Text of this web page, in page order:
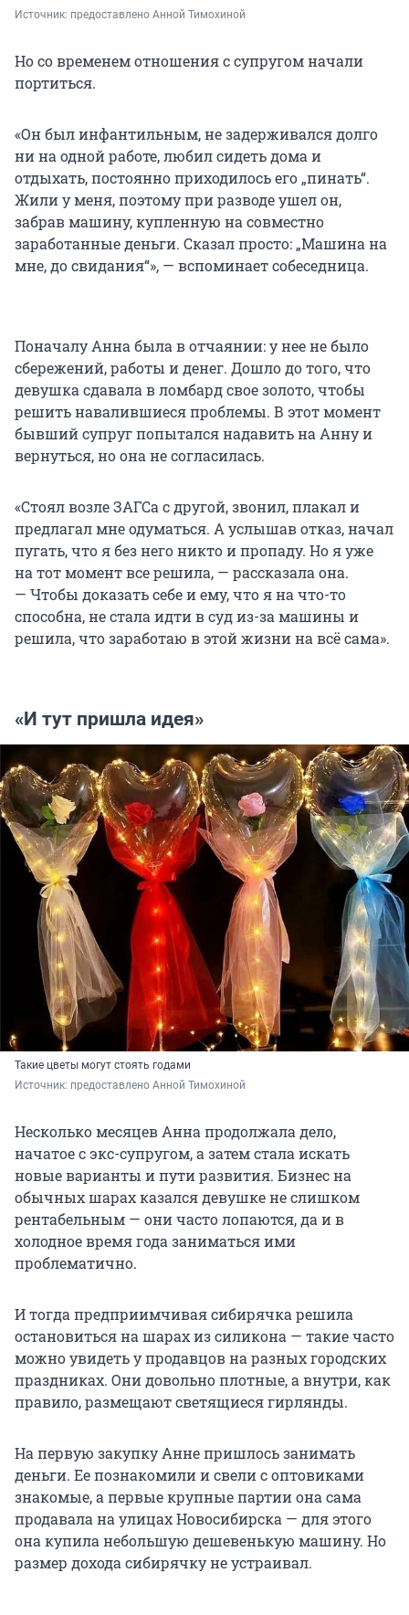
Источник: предоставлено Анной Тимохиной
Но со временем отношения с супругом начали
портиться.
«Он был инфантильным, не задерживался долго
ни на одной работе, любил сидеть дома и
отдыхать, постоянно приходилось его „пинать“.
Жили у меня, поэтому при разводе ушел он,
забрав машину, купленную на совместно
заработанные деньги. Сказал просто: „Машина на
мне, до свидания“», — вспоминает собеседница.
Поначалу Анна была в отчаянии: у нее не было
сбережений, работы и денег. Дошло до того, что
девушка сдавала в ломбард свое золото, чтобы
решить навалившиеся проблемы. В этот момент
бывший супруг попытался надавить на Анну и
вернуться, но она не согласилась.
«Стоял возле ЗАГСа с другой, звонил, плакал и
предлагал мне одуматься. А услышав отказ, начал
пугать, что я без него никто и пропаду. Но я уже
на тот момент все решила, — рассказала она.
— Чтобы доказать себе и ему, что я на что-то
способна, не стала идти в суд из-за машины и
решила, что заработаю в этой жизни на всё сама».
«И тут пришла идея»
Такие цветы могут стоять годами
Источник: предоставлено Анной Тимохиной
Несколько месяцев Анна продолжала дело,
начатое с экс-супругом, а затем стала искать
новые варианты и пути развития. Бизнес на
обычных шарах казался девушке не слишком
рентабельным — они часто лопаются, да и в
холодное время года заниматься ими
проблематично.
И тогда предприимчивая сибирячка решила
остановиться на шарах из силикона — такие часто
можно увидеть у продавцов на разных городских
праздниках. Они довольно плотные, а внутри, как
правило, размещают светящиеся гирлянды.
На первую закупку Анне пришлось занимать
деньги. Ее познакомили и свели с оптовиками
знакомые, а первые крупные партии она сама
продавала на улицах Новосибирска — для этого
она купила небольшую дешевенькую машину. Но
размер дохода сибирячку не устраивал.